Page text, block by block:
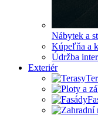
Nábytek a
Kúpeľňa a
Údržba
Exteriér